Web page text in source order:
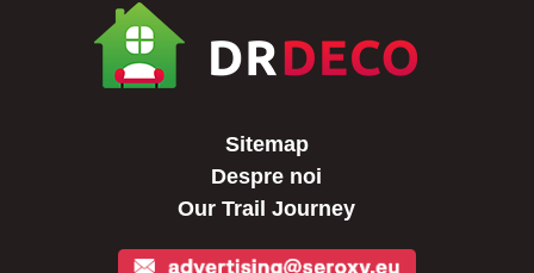
Sitemap
Despre noi
Our Trail Journey